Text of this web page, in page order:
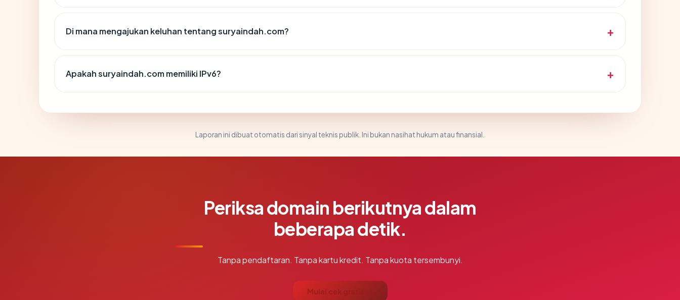
Di mana mengajukan keluhan tentang suryaindah.com?
Apakah suryaindah.com memiliki IPv6?
Laporan ini dibuat otomatis dari sinyal teknis publik. Ini bukan nasihat hukum atau finansial.
Periksa domain berikutnya dalam
beberapa detik.
Tanpa pendaftaran. Tanpa kartu kredit. Tanpa kuota tersembunyi.
Mulai cek gratis →